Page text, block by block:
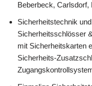
Beberbeck, Carlsdorf,
Sicherheitstechnik
Sicherheitsschlösser
mit Sicherheitskarten
Sicherheits-